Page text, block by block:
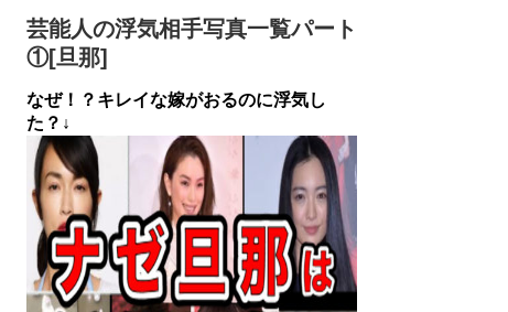
芸能人の浮気相手写真一覧パート
①[旦那]
なぜ！？キレイな嫁がおるのに浮気し
た？↓